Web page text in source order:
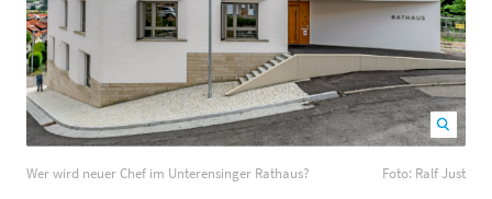
Ralf Just 1200 800
Wer wird neuer Chef im Unterensinger Rathaus? Foto: Ralf Just